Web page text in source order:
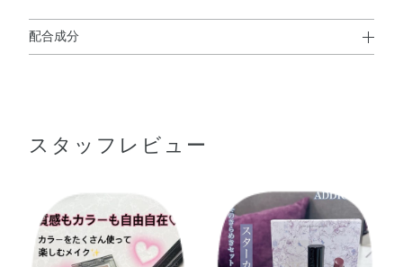
配合成分
ポリマー・PET・ラウロイルリシン・エチルヘキサン酸セ
マスクバラ花エキス・トコフェロール・BG・イソドデカ
ン・スクワラン・ステアリン酸Mg・ヘキサ（ヒドロキシス
テアリン酸／ステアリン酸／ロジン酸）ジペンタエリスリ
スタッフレビュー